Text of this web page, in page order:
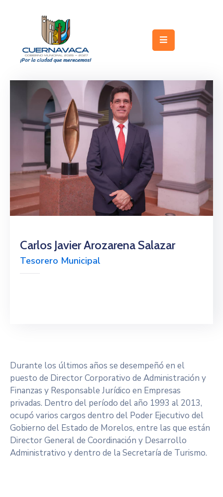
Gobierno
Transparencia
Directorio
Carlos Javier Arozarena Salazar
Tesorero Municipal
Durante los últimos años se desempeñó en el
puesto de Director Corporativo de Administración y
Finanzas y Responsable Jurídico en Empresas
privadas. Dentro del período del año 1993 al 2013,
ocupó varios cargos dentro del Poder Ejecutivo del
Gobierno del Estado de Morelos, entre las que están
Director General de Coordinación y Desarrollo
Administrativo y dentro de la Secretaría de Turismo.